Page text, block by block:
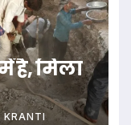
है, मिला
KRANTI